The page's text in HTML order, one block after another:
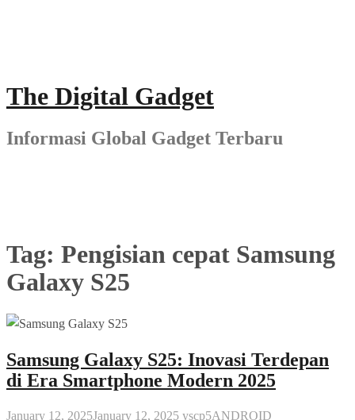
The Digital Gadget
Informasi Global Gadget Terbaru
Tag: Pengisian cepat Samsung
Galaxy S25
Samsung Galaxy S25: Inovasi Terdepan
di Era Smartphone Modern 2025
January 12, 2025January 12, 2025 yscp5ANDROID